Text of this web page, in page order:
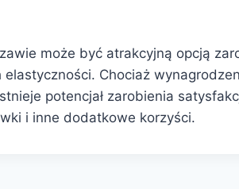
może być atrakcyjną opcją
elastyczności. Chociaż
potencjał zarobienia
i inne dodatkowe korzyści.